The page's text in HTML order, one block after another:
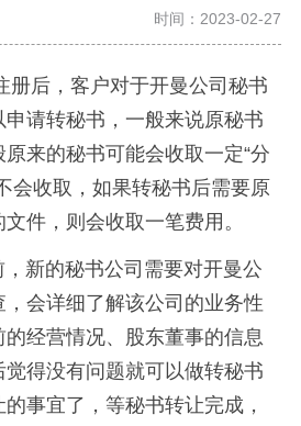
时间：2023-02-27
册后，客户对于开曼公司秘书
请转秘书，一般来说原秘书
来的秘书可能会收取一定“分
会收取，如果转秘书后需要原
件，则会收取一笔费用。
新的秘书公司需要对开曼公
会详细了解该公司的业务性
经营情况、股东董事的信息
得没有问题就可以做转秘书
事宜了，等秘书转让完成，